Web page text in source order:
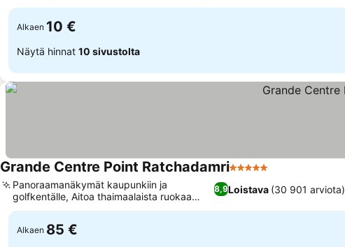
Alkaen 10 €
Näytä hinnat 10 sivustolta
Grande Centre Point Ratchadamri5 Tähtiluokitus
8,9Loistava (30 901 arviota)
Panoraamanäkymät kaupunkiin ja
golfkentälle, Aitoa thaimaalaista ruokaa
Arun-ravintolassa
Alkaen 85 €